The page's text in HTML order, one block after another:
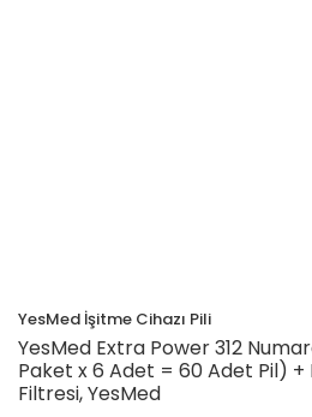
YesMed İşitme Cihazı Pili
YesMed Extra Power 312
Paket x 6 Adet = 60 Adet Pil) +
Filtresi, YesMed